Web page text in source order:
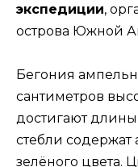
экспедиции,
острова Южной
Бегония
сантиметров
достигают
стебли содержат
зелёного цвета.